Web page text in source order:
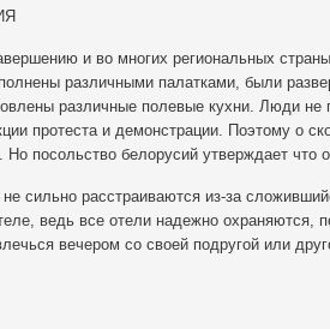
и во многих региональных
различными палатками, были
различные полевые кухни. Люди
протеста и демонстрации. Поэтому о
Но посольство белорусий утверждает что
сильно расстраиваются из-за
ведь все отели надежно охраняются,
вечером со своей подругой или